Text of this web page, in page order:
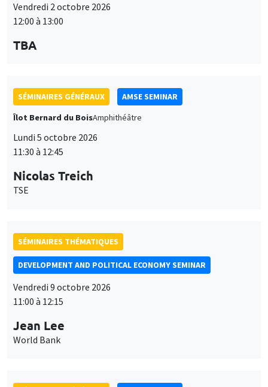
12:00 à 13:00
SÉMINAIRES GÉNÉRAUX
AMSE SEMINAR
Îlot Bernard du BoisAmphithéâtre
11:30 à 12:45
TSE
SÉMINAIRES THÉMATIQUES
DEVELOPMENT AND POLITICAL ECONOMY SEMINAR
Vendredi 9 octobre 2026
11:00 à 12:15
World Bank
SÉMINAIRES GÉNÉRAUX
AMSE SEMINAR